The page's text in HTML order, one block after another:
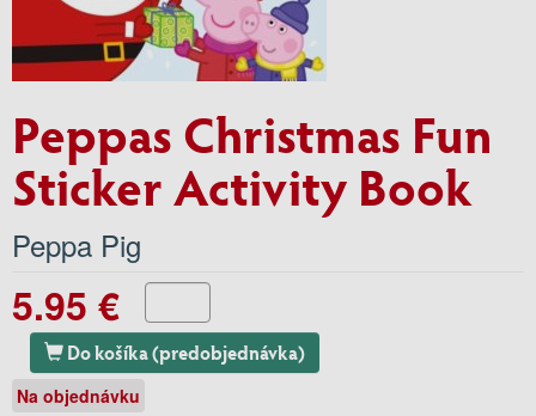
Peppas Christmas Fun
Sticker Activity Book
Peppa Pig
5.95 €
Do košíka (predobjednávka)
Na objednávku